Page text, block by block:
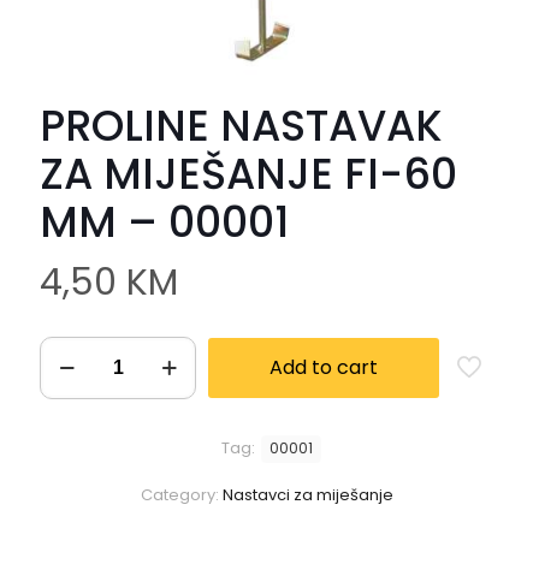
PROLINE NASTAVAK
ZA MIJEŠANJE FI-60
MM – 00001
4,50 KM
Add to cart
Category: Nastavci za miješanje
Tag: 00001